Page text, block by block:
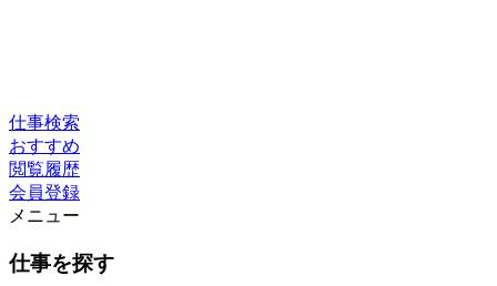
仕事検索
おすすめ
閲覧履歴
会員登録
メニュー
仕事を探す